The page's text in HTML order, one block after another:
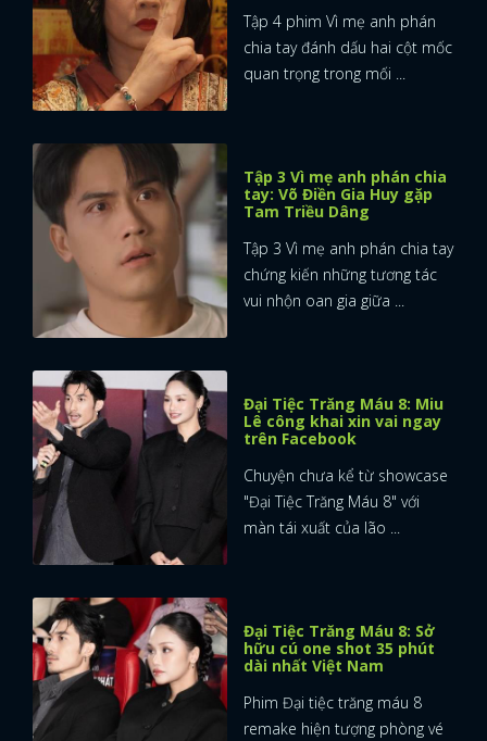
Tập 4 phim Vì mẹ anh phán
chia tay đánh dấu hai cột mốc
quan trọng trong mối ...
Tập 3 Vì mẹ anh phán chia
tay: Võ Điền Gia Huy gặp
Tam Triều Dâng
Tập 3 Vì mẹ anh phán chia tay
chứng kiến những tương tác
vui nhộn oan gia giữa ...
Đại Tiệc Trăng Máu 8: Miu
Lê công khai xin vai ngay
trên Facebook
Chuyện chưa kể từ showcase
"Đại Tiệc Trăng Máu 8" với
màn tái xuất của lão ...
Đại Tiệc Trăng Máu 8: Sở
hữu cú one shot 35 phút
dài nhất Việt Nam
Phim Đại tiệc trăng máu 8
remake hiện tượng phòng vé